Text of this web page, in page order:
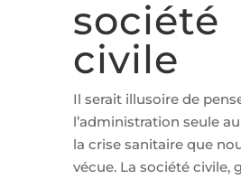
société
civile
Il serait illusoire de
l’administration seule
la crise sanitaire que
vécue. La société civile,